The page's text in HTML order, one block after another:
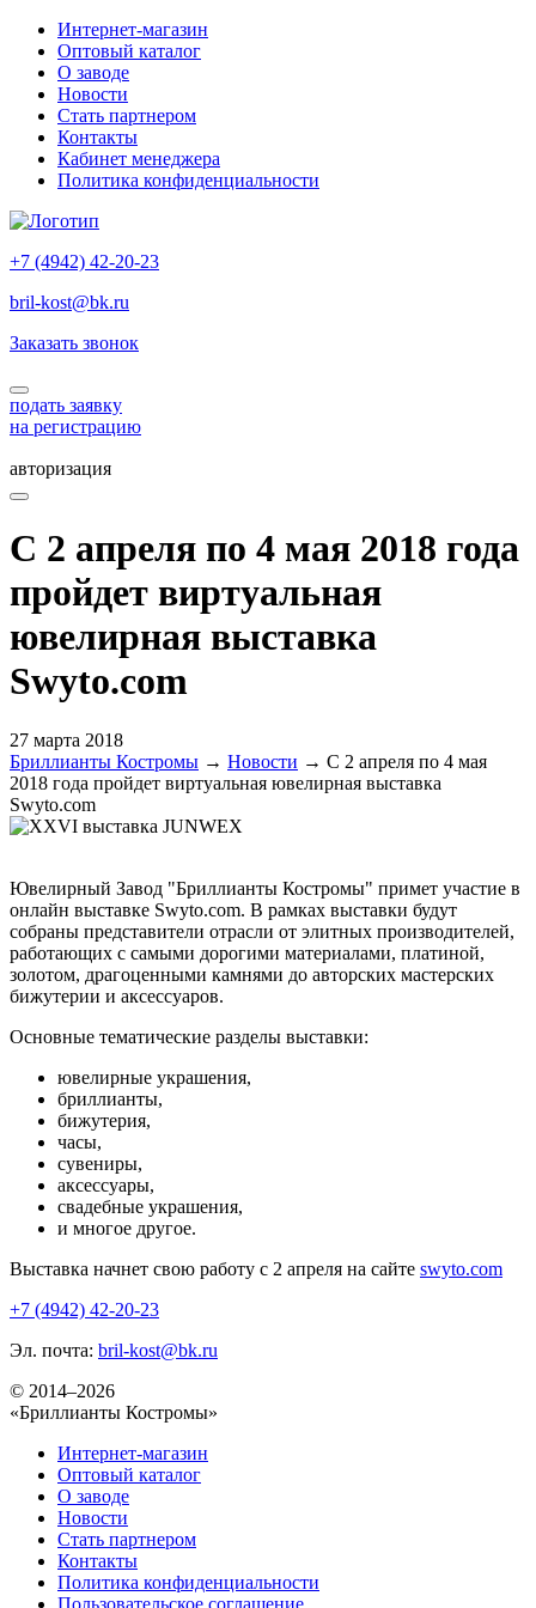
Интернет-магазин
Оптовый каталог
О заводе
Новости
Стать партнером
Контакты
Кабинет менеджера
Политика конфиденциальности
+7 (4942) 42-20-23
bril-kost@bk.ru
Заказать звонок
подать заявку
на регистрацию
авторизация
С 2 апреля по 4 мая 2018 года
пройдет виртуальная
ювелирная выставка
Swyto.com
27 марта 2018
Бриллианты Костромы → Новости → С 2 апреля по 4 мая
2018 года пройдет виртуальная ювелирная выставка
Swyto.com
Ювелирный Завод "Бриллианты Костромы" примет участие в
онлайн выставке Swyto.com. В рамках выставки будут
собраны представители отрасли от элитных производителей,
работающих с самыми дорогими материалами, платиной,
золотом, драгоценными камнями до авторских мастерских
бижутерии и аксессуаров.
Основные тематические разделы выставки:
ювелирные украшения,
бриллианты,
бижутерия,
часы,
сувениры,
аксессуары,
свадебные украшения,
и многое другое.
Выставка начнет свою работу с 2 апреля на сайте swyto.com
+7 (4942) 42-20-23
Эл. почта: bril-kost@bk.ru
© 2014–2026
«Бриллианты Костромы»
Интернет-магазин
Оптовый каталог
О заводе
Новости
Стать партнером
Контакты
Политика конфиденциальности
Пользовательское соглашение